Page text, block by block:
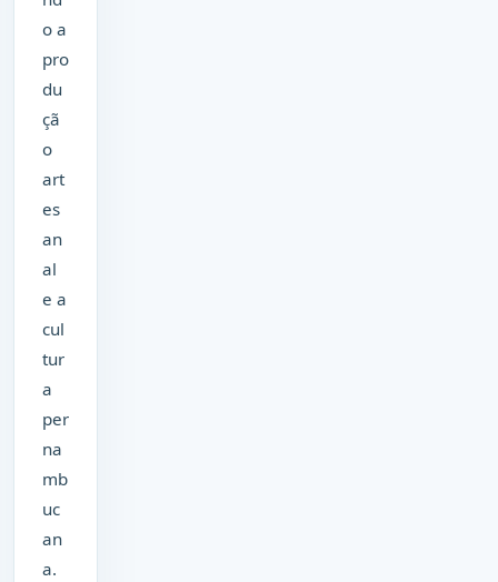
o a
pro
du
çã
o
art
es
an
al
e a
cul
tur
a
per
na
mb
uc
an
a.